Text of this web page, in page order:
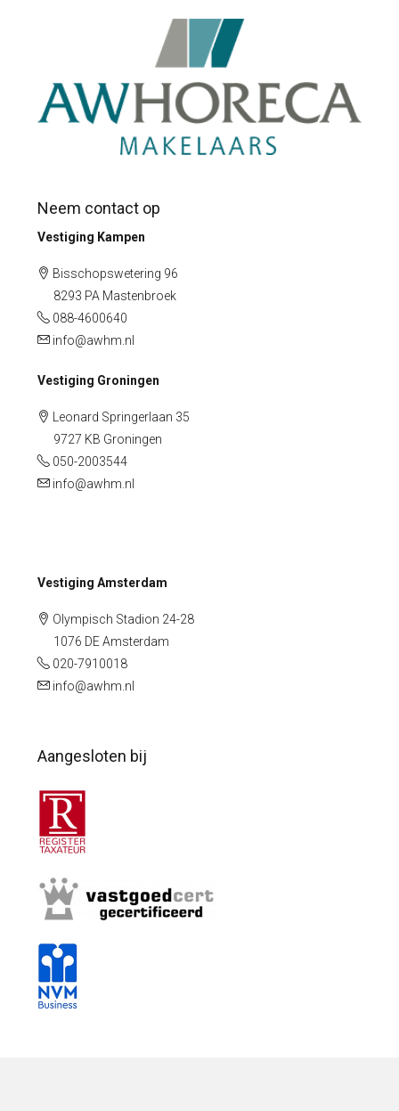
Neem contact op
Vestiging Kampen
Bisschopswetering 96
8293 PA Mastenbroek
088-4600640
info@awhm.nl
Vestiging Groningen
Leonard Springerlaan 35
9727 KB Groningen
050-2003544
info@awhm.nl
Vestiging Amsterdam
Olympisch Stadion 24-28
1076 DE Amsterdam
020-7910018
info@awhm.nl
Aangesloten bij